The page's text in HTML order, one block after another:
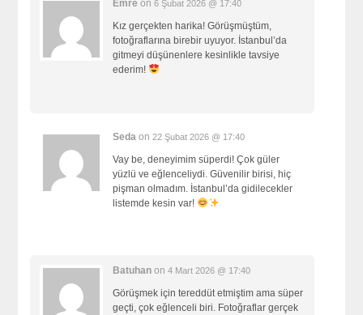
Emre on6 Şubat 2026 @ 17:40
Kız gerçekten harika! Görüşmüştüm,
fotoğraflarına birebir uyuyor. İstanbul’da
gitmeyi düşünenlere kesinlikle tavsiye
ederim!
Seda on22 Şubat 2026 @ 17:40
Vay be, deneyimim süperdi! Çok güler
yüzlü ve eğlenceliydi. Güvenilir birisi, hiç
pişman olmadım. İstanbul’da gidilecekler
listemde kesin var!
Batuhan on4 Mart 2026 @ 17:40
Görüşmek için tereddüt etmiştim ama süper
geçti, çok eğlenceli biri. Fotoğraflar gerçek